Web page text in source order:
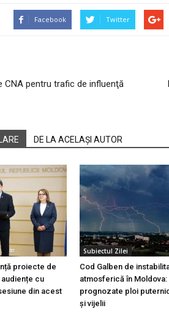
Facebook Twitter
CNA pentru trafic de influenţă
DE LA ACELAȘI AUTOR
proiecte de
cu
din acest
Subiectul Zilei
Cod Galben de
atmosferică în Moldova:
prognozate ploi
și vijelii